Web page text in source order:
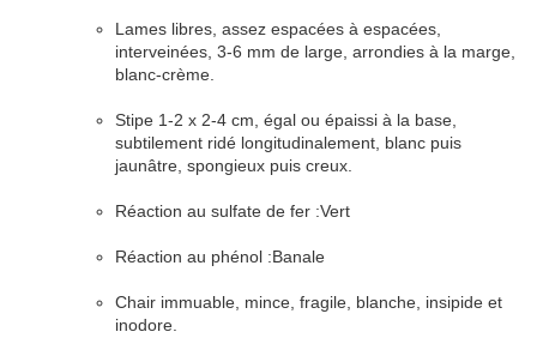
Lames libres , assez espacées à espacées
interveinées , 3-6 mm de large, arrondies à la marge
blanc-crème.
Stipe 1-2 x 2-4 cm, égal ou épaissi à la base,
subtilement ridé longitudinalement, blanc puis
jaunâtre, spongieux puis creux
Réaction au sulfate de fer :Vert
Réaction au phénol :Banale
Chair immuable mince fragile , blanche, insipide et
inodore.